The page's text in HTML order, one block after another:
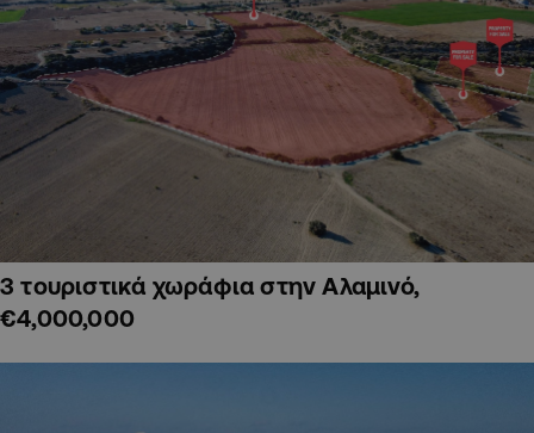
3 τουριστικά χωράφια στην Αλαμινό,
€4,000,000